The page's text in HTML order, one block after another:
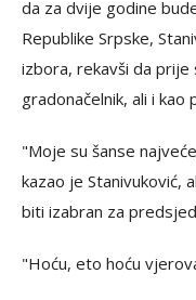
da za dvije godine
Republike Srpske,
izbora, rekavši da prije
gradonačelnik, ali i
"Moje su šanse
kazao je Stanivuković,
biti izabran za
"Hoću, eto hoću